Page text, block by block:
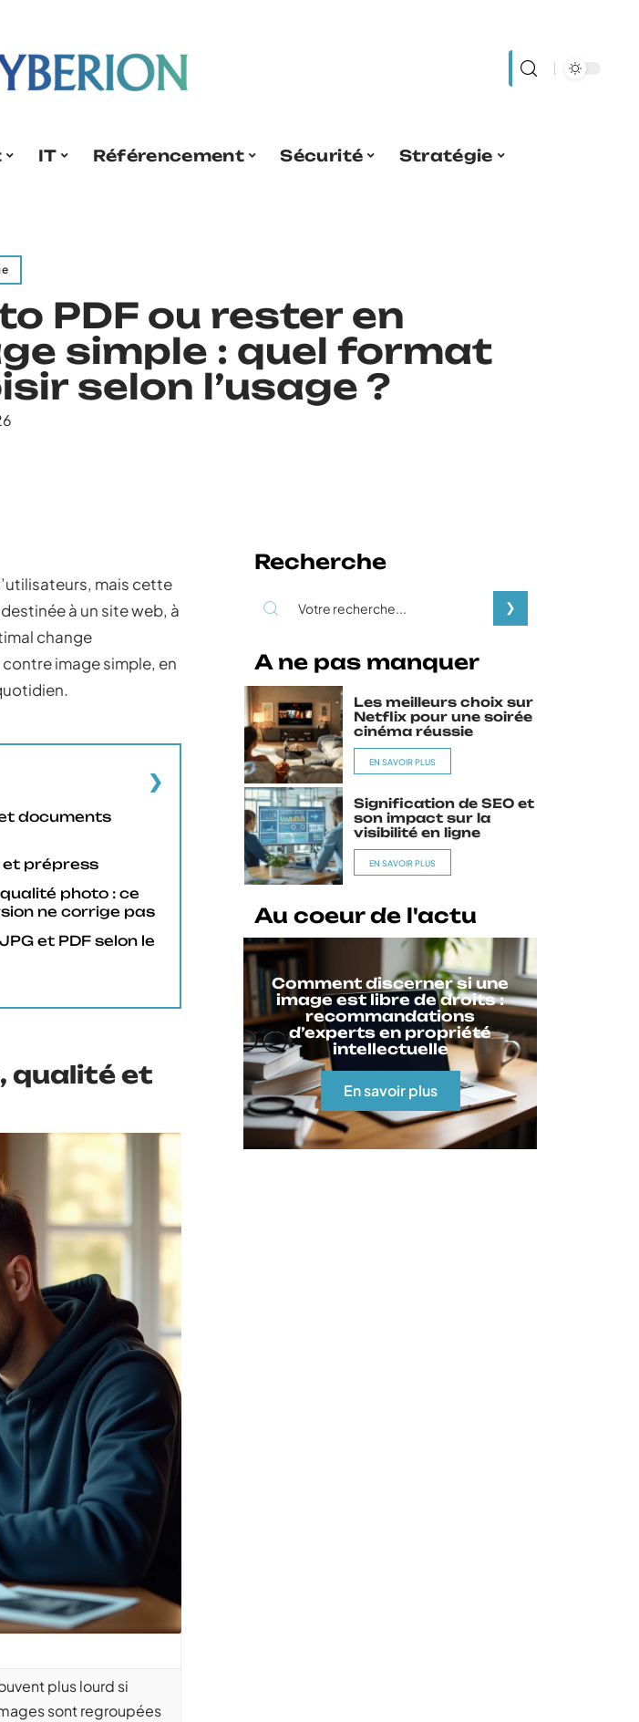
IT Référencement Sécurité Stratégie
PDF ou rester en
simple : quel format
selon l’usage ?
mais cette
à un site web, à
change
image simple, en
documents
et prépress
photo : ce
ne corrige pas
et PDF selon le
qualité et
plus lourd si
sont regroupées
Recherche
A ne pas manquer
Les meilleurs choix sur
Netflix pour une soirée
cinéma réussie
EN SAVOIR PLUS
Signification de SEO et
son impact sur la
visibilité en ligne
EN SAVOIR PLUS
Au coeur de l'actu
Comment discerner si une
image est libre de droits :
recommandations
d’experts en propriété
intellectuelle
En savoir plus